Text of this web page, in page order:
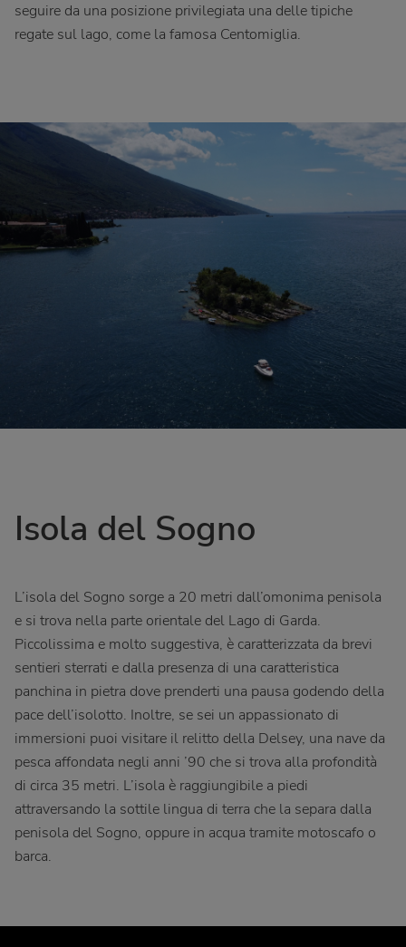
seguire da una posizione privilegiata una delle tipiche
regate sul lago, come la famosa Centomiglia.
Isola del Sogno
L’isola del Sogno sorge a 20 metri dall’omonima penisola
e si trova nella parte orientale del Lago di Garda.
Piccolissima e molto suggestiva, è caratterizzata da brevi
sentieri sterrati e dalla presenza di una caratteristica
panchina in pietra dove prenderti una pausa godendo della
pace dell’isolotto. Inoltre, se sei un appassionato di
immersioni puoi visitare il relitto della Delsey, una nave da
pesca affondata negli anni ’90 che si trova alla profondità
di circa 35 metri. L’isola è raggiungibile a piedi
attraversando la sottile lingua di terra che la separa dalla
penisola del Sogno, oppure in acqua tramite motoscafo o
barca.